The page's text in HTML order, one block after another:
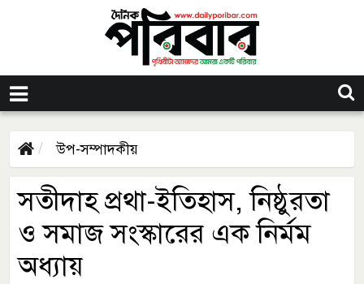
উপ-সম্পাদকীয়
সতীদাহ প্রথা-ইতিহাস, নিষ্ঠুরতা
ও সমাজ সংস্কারের এক নির্মম
অধ্যায়